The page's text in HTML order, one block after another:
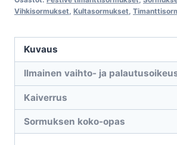
timanttisormus
Vihkisormukset, Kultasormukset,
Kuvaus
Ilmainen vaihto- ja
Kaiverrus
Sormuksen koko-opas